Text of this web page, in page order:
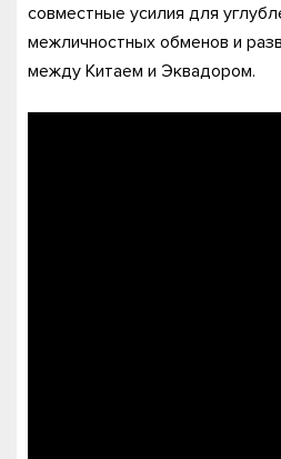
совместные усилия для
межличностных обменов и
между Китаем и Эквадором.